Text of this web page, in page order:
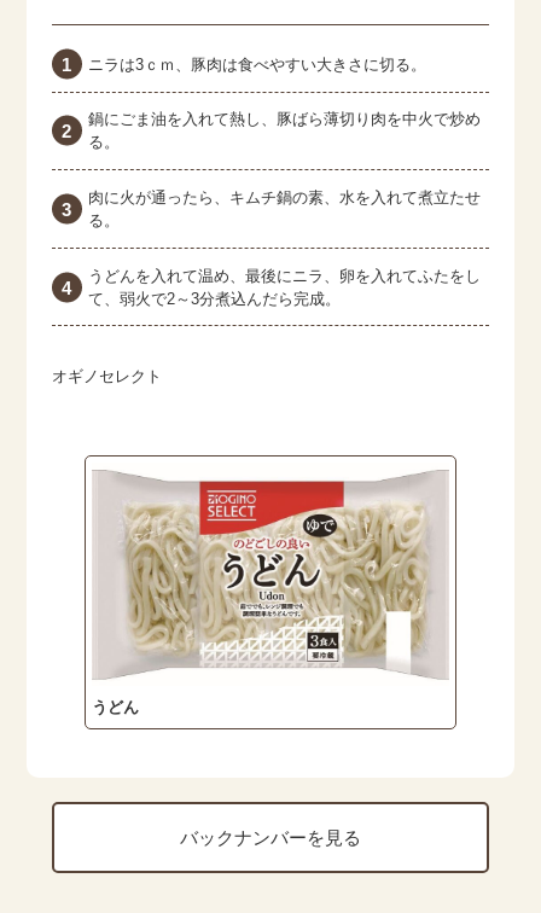
ニラは3ｃｍ、豚肉は食べやすい大きさに切る。
鍋にごま油を入れて熱し、豚ばら薄切り肉を中火で炒め
る。
肉に火が通ったら、キムチ鍋の素、水を入れて煮立たせ
る。
うどんを入れて温め、最後にニラ、卵を入れてふたをし
て、弱火で2～3分煮込んだら完成。
オギノセレクト
うどん
バックナンバーを見る